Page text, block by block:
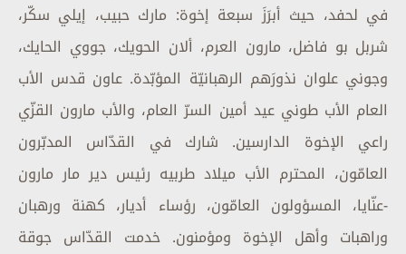
في لحفد، حيث أبرَزَ سبعة إخوة: مارك حبيب، إيلي سكّر،
شربل بو فاضل، مارون العرم، ألان الحويك، جووي الحايك،
وجوني علوان نذورَهم الرهبانيّة المؤبّدة. عاون قدس الأب
العام الأب طوني عيد أمين السرّ العام، والأب مارون القزّي
راعي الإخوة الدارسين. شارك في القدّاس المدبّرون
العامّون، المحترم الأب ميلاد طربيه رئيس دير مار مارون
-عنّايا، المسؤولون العامّون، رؤساء أديار، كهنة ورهبان
وراهبات وأهل الإخوة ومؤمنون. خدمت القدّاس جوقة